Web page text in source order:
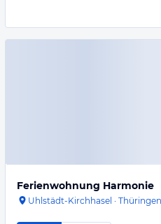
Ferienwohnung Harmonie
Uhlstädt-Kirchhasel · Thüringen